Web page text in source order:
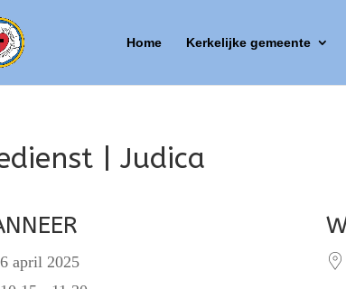
Home Kerkelijke gemeente
| Judica
6 april 2025